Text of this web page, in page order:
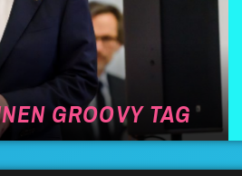
GROOVY TAG